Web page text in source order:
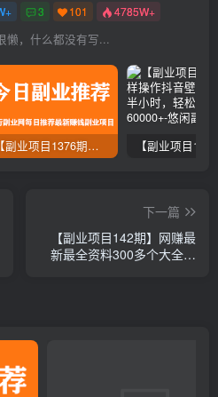
3 101 4785W+
懒，什么都没有写...
【副业项目1376期】龟课最新闲鱼项目玩法实战教程_全新升级月收益几千到几万
下一篇
【副业项目142期】网赚最
新最全资料300多个大全，